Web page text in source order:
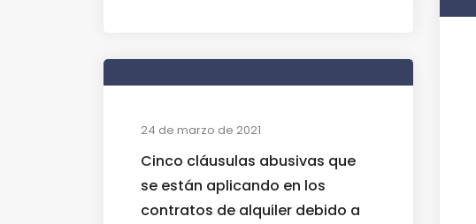
24 de marzo de 2021
Cinco cláusulas abusivas que
se están aplicando en los
contratos de alquiler debido a